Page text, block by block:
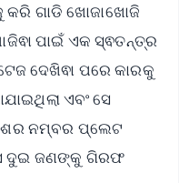
କରି ଗାଡି ଖୋଜାଖୋଜି
ପାଇଁ ଏକ ସ୍ଵତନ୍ତ୍ର
ଦେଖିଵା ପରେ କାରକୁ
ଏବଂ ସେ
ନମ୍ବର ପ୍ଲେଟ
ଦୁଇ ଜଣଙ୍କୁ ଗିରଫ